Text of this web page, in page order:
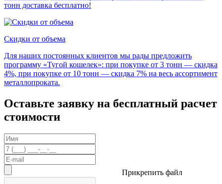
тонн доставка бесплатно!
Скидки от объема
Для наших постоянных клиентов мы рады предложить
программу «Тугой кошелек»: при покупке от 3 тонн — скидка
4%, при покупке от 10 тонн — скидка 7% на весь ассортимент
металлопроката.
Оставьте заявку на бесплатный расчет
стоимости
Прикрепить файл